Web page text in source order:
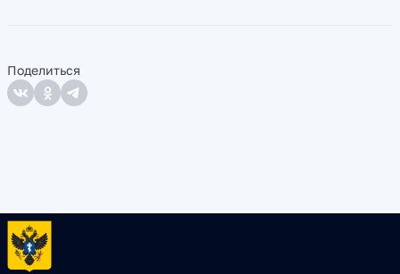
Поделиться